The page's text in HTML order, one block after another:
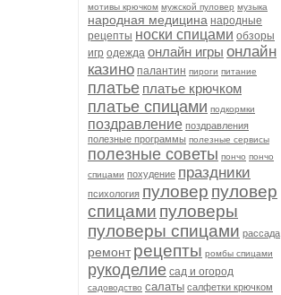
мотивы крючком мужской пуловер музыка
народная медицина народные
рецепты носки спицами обзоры
игр одежда онлайн игры онлайн
казино палантин пироги питание
платье платье крючком
платье спицами подкормки
поздравление поздравления
полезные программы полезные сервисы
полезные советы пончо пончо
спицами похудение праздники
психология пуловер пуловер
спицами пуловеры
пуловеры спицами рассада
ремонт рецепты ромбы спицами
рукоделие сад и огород
садоводство салаты салфетки крючком